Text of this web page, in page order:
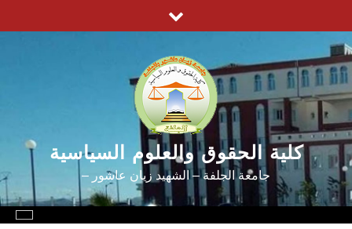
to
content
كلية الحقوق والعلوم السياسية
جامعة الجلفة – الشهيد زيان عاشور –